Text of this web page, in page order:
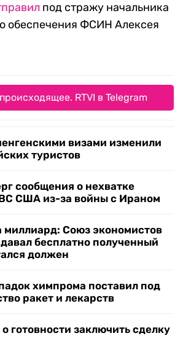
под стражу начальника
обеспечения ФСИН Алексея
RTVI в Telegram
визами изменили
туристов
сообщения о нехватке
США из-за войны с Ираном
миллиард: Союз экономистов
бесплатно полученный
должен
химпрома поставил под
ракет и лекарств
готовности заключить сделку